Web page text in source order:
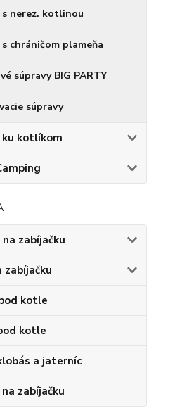
nerez. kotlinou
chráničom plameňa
súpravy BIG PARTY
súpravy
ku kotlíkom
zabíjačku
zabíjačku
kotle
kotle
a jaterníc
zabíjačku